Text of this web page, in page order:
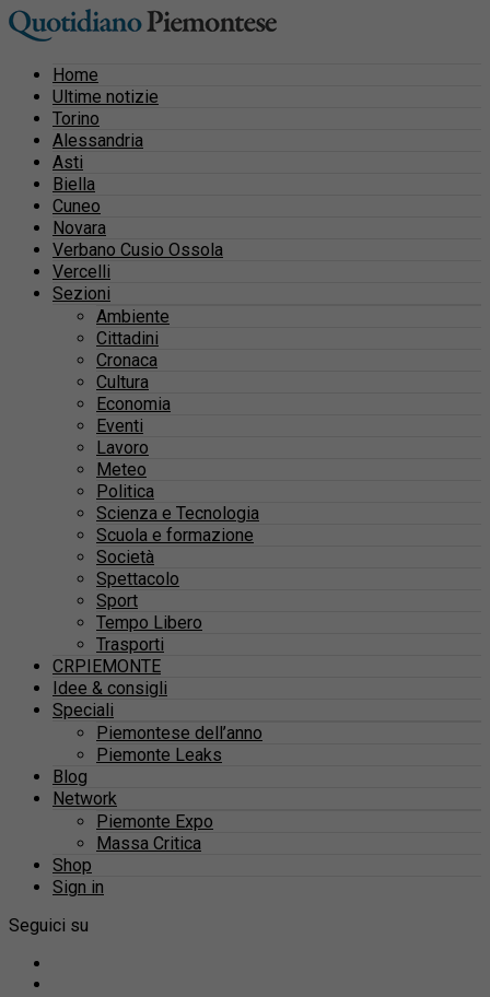
Home
Ultime notizie
Torino
Alessandria
Asti
Biella
Cuneo
Novara
Verbano Cusio Ossola
Vercelli
Sezioni
Ambiente
Cittadini
Cronaca
Cultura
Economia
Eventi
Lavoro
Meteo
Politica
Scienza e Tecnologia
Scuola e formazione
Società
Spettacolo
Sport
Tempo Libero
Trasporti
CRPIEMONTE
Idee & consigli
Speciali
Piemontese dell’anno
Piemonte Leaks
Blog
Network
Piemonte Expo
Massa Critica
Shop
Sign in
Seguici su